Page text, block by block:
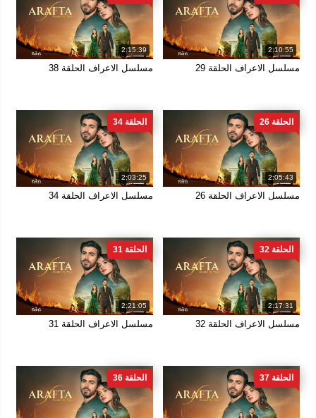
2:10:55
مسلسل الاعراف الحلقة 29
2:15:39
مسلسل الاعراف الحلقة 38
2:05:43
الحلقة 26
مسلسل الاعراف الحلقة 26
2:03:25
الحلقة 34
مسلسل الاعراف الحلقة 34
2:17:31
الحلقة 32
مسلسل الاعراف الحلقة 32
2:21:05
الحلقة 31
مسلسل الاعراف الحلقة 31
الحلقة 37 الحلقة 36